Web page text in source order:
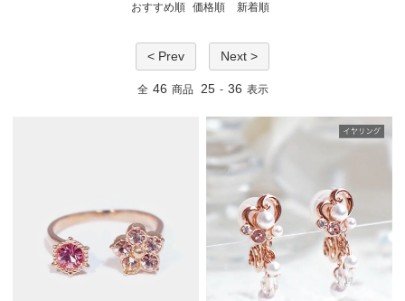
おすすめ順 価格順 新着順
< Prev Next >
全 46 商品 25 - 36 表示